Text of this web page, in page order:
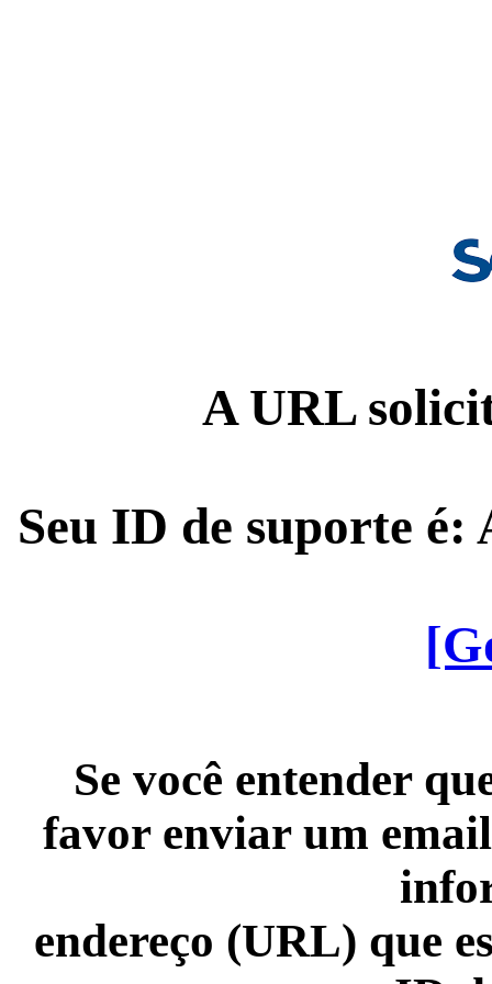
A URL
Seu ID de suporte é:
Se você entender
favor enviar um
endereço (URL) que